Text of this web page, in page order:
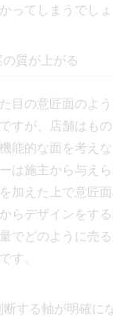
ってしまうでしょ
質が上がる
目の意匠面のよ
すが、店舗はも
能的な面を考え
は施主から与え
加えた上で意匠
らデザインをす
でどのように売
す。
する軸が明確に